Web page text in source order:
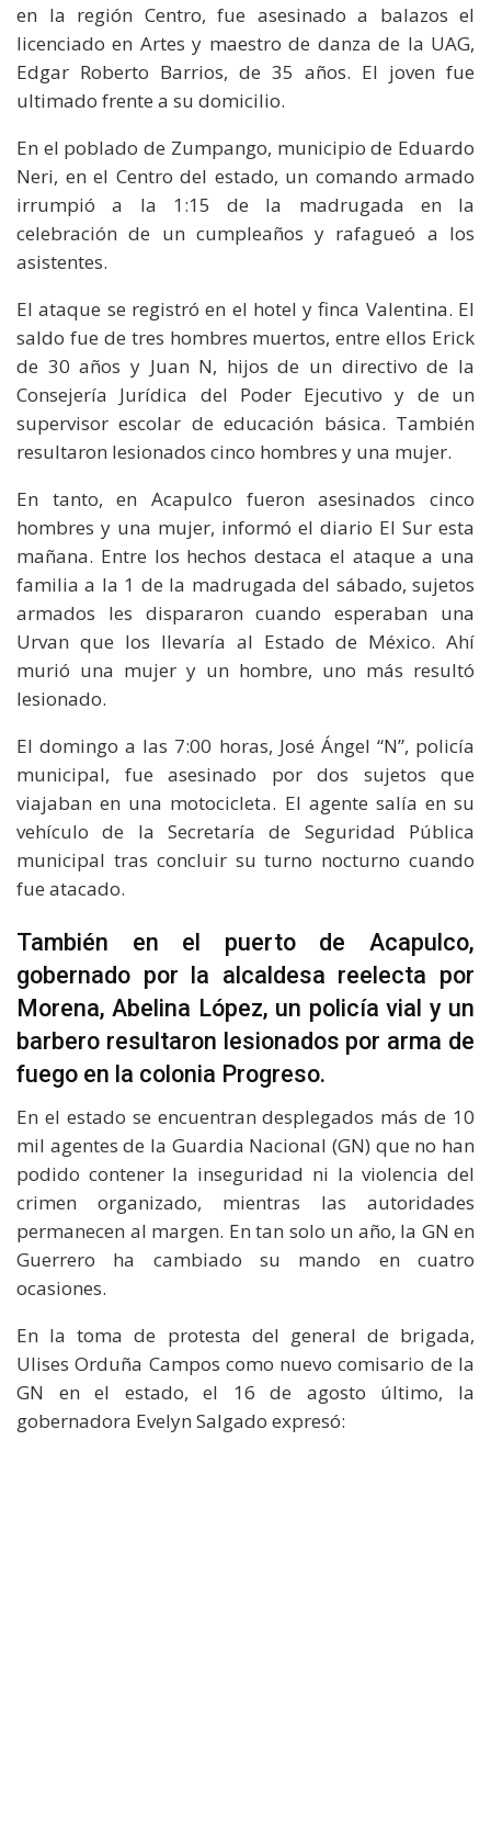
en la región Centro, fue asesinado a balazos el
licenciado en Artes y maestro de danza de la UAG,
Edgar Roberto Barrios, de 35 años. El joven fue
ultimado frente a su domicilio.
En el poblado de Zumpango, municipio de Eduardo
Neri, en el Centro del estado, un comando armado
irrumpió a la 1:15 de la madrugada en la
celebración de un cumpleaños y rafagueó a los
asistentes.
El ataque se registró en el hotel y finca Valentina. El
saldo fue de tres hombres muertos, entre ellos Erick
de 30 años y Juan N, hijos de un directivo de la
Consejería Jurídica del Poder Ejecutivo y de un
supervisor escolar de educación básica. También
resultaron lesionados cinco hombres y una mujer.
En tanto, en Acapulco fueron asesinados cinco
hombres y una mujer, informó el diario El Sur esta
mañana. Entre los hechos destaca el ataque a una
familia a la 1 de la madrugada del sábado, sujetos
armados les dispararon cuando esperaban una
Urvan que los llevaría al Estado de México. Ahí
murió una mujer y un hombre, uno más resultó
lesionado.
El domingo a las 7:00 horas, José Ángel “N”, policía
municipal, fue asesinado por dos sujetos que
viajaban en una motocicleta. El agente salía en su
vehículo de la Secretaría de Seguridad Pública
municipal tras concluir su turno nocturno cuando
fue atacado.
También en el puerto de Acapulco,
gobernado por la alcaldesa reelecta por
Morena, Abelina López, un policía vial y un
barbero resultaron lesionados por arma de
fuego en la colonia Progreso.
En el estado se encuentran desplegados más de 10
mil agentes de la Guardia Nacional (GN) que no han
podido contener la inseguridad ni la violencia del
crimen organizado, mientras las autoridades
permanecen al margen. En tan solo un año, la GN en
Guerrero ha cambiado su mando en cuatro
ocasiones.
En la toma de protesta del general de brigada,
Ulises Orduña Campos como nuevo comisario de la
GN en el estado, el 16 de agosto último, la
gobernadora Evelyn Salgado expresó: